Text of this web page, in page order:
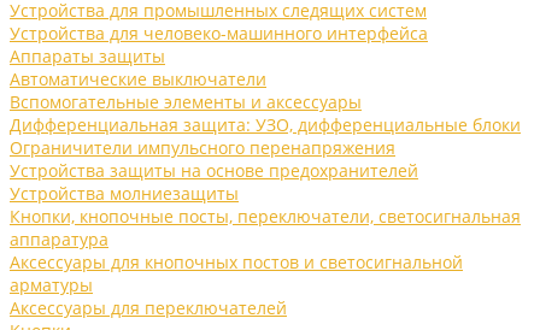
Устройства для промышленных следящих систем
Устройства для человеко-машинного интерфейса
Аппараты защиты
Автоматические выключатели
Вспомогательные элементы и аксессуары
Дифференциальная защита: УЗО, дифференциальные блоки
Ограничители импульсного перенапряжения
Устройства защиты на основе предохранителей
Устройства молниезащиты
Кнопки, кнопочные посты, переключатели, светосигнальная
аппаратура
Аксессуары для кнопочных постов и светосигнальной
арматуры
Аксессуары для переключателей